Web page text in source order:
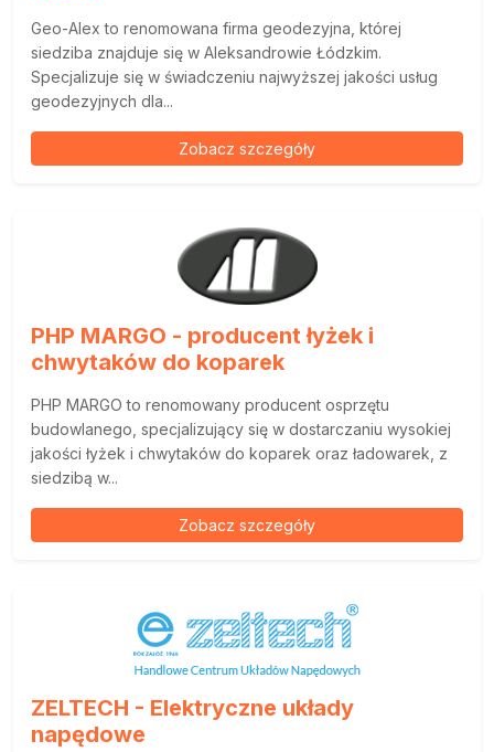
Geo-Alex to renomowana firma geodezyjna, której
siedziba znajduje się w Aleksandrowie Łódzkim.
Specjalizuje się w świadczeniu najwyższej jakości usług
geodezyjnych dla...
Zobacz szczegóły
PHP MARGO - producent łyżek i
chwytaków do koparek
PHP MARGO to renomowany producent osprzętu
budowlanego, specjalizujący się w dostarczaniu wysokiej
jakości łyżek i chwytaków do koparek oraz ładowarek, z
siedzibą w...
Zobacz szczegóły
ZELTECH - Elektryczne układy
napędowe